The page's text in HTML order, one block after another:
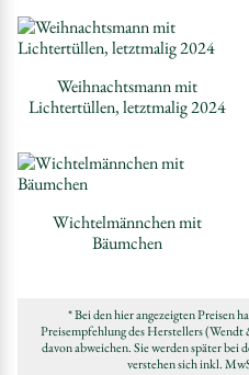
Weihnachtsmann mit
Lichtertüllen, letztmalig 2024
Wichtelmännchen mit
Bäumchen
* Bei den hier angezeigten Preisen
Preisempfehlung des Herstellers
davon abweichen. Sie werden später bei
verstehen sich inkl.